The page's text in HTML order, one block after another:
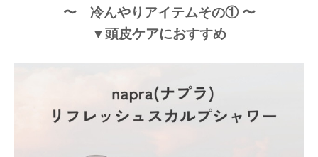
〜 冷んやりアイテムその① 〜
▼頭皮ケアにおすすめ